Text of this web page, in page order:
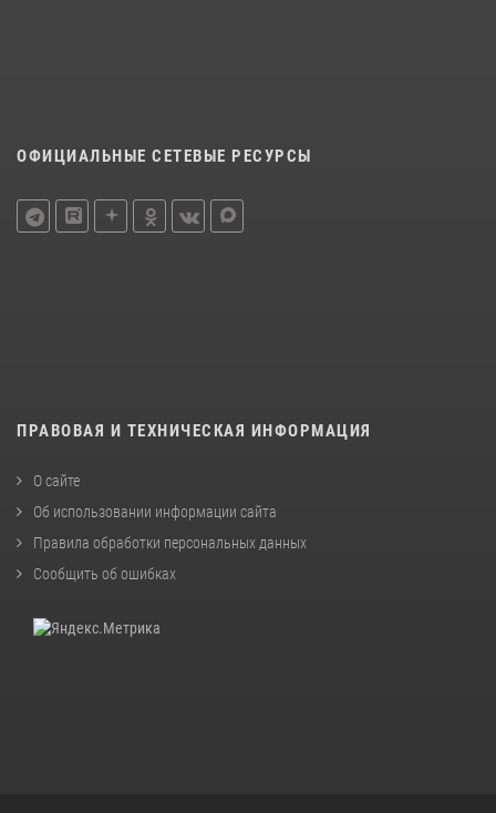
ОФИЦИАЛЬНЫЕ СЕТЕВЫЕ РЕСУРСЫ
ПРАВОВАЯ И ТЕХНИЧЕСКАЯ ИНФОРМАЦИЯ
О сайте
Об использовании информации сайта
Правила обработки персональных данных
Сообщить об ошибках